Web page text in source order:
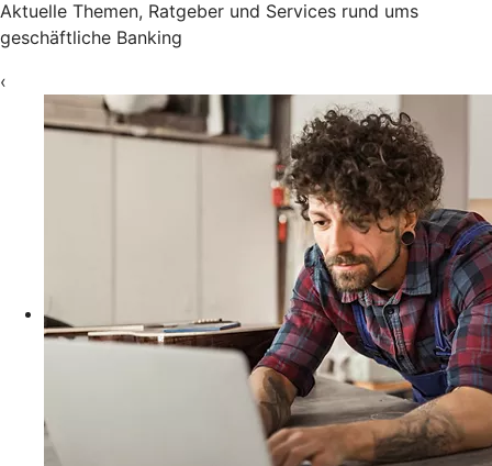
Aktuelle Themen, Ratgeber und Services rund ums
geschäftliche Banking
‹